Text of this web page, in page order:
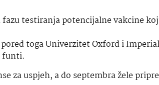
testiranja potencijalne vakcine
toga Univerzitet Oxford i
funti.
za uspjeh, a do septembra žele